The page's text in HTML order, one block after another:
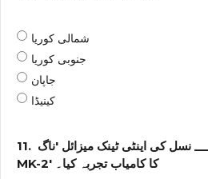
شمالی کوریا
جنوبی کوریا
جاپان
کینیڈا
11. نسل کی اینٹی ٹینک میزائل 'ناگ
MK-2' کا کامیاب تجربہ کیا۔